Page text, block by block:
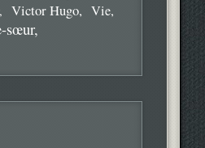
Victor Hugo Vie
sœur